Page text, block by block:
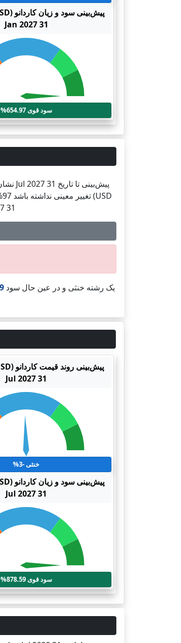
31 Jan 2027
سود قوی 654.97%
31 Jul 2027، قیمت کاردانو (ADA-USD) در شرایط بهترین و بدترین به‌ترتیب به 1.6437 و 0.1961 می‌رسد.
یک رشته خنثی و در عین حال سود
31 Jul 2027
خنثی -3%
31 Jul 2027
سود قوی 878.59%